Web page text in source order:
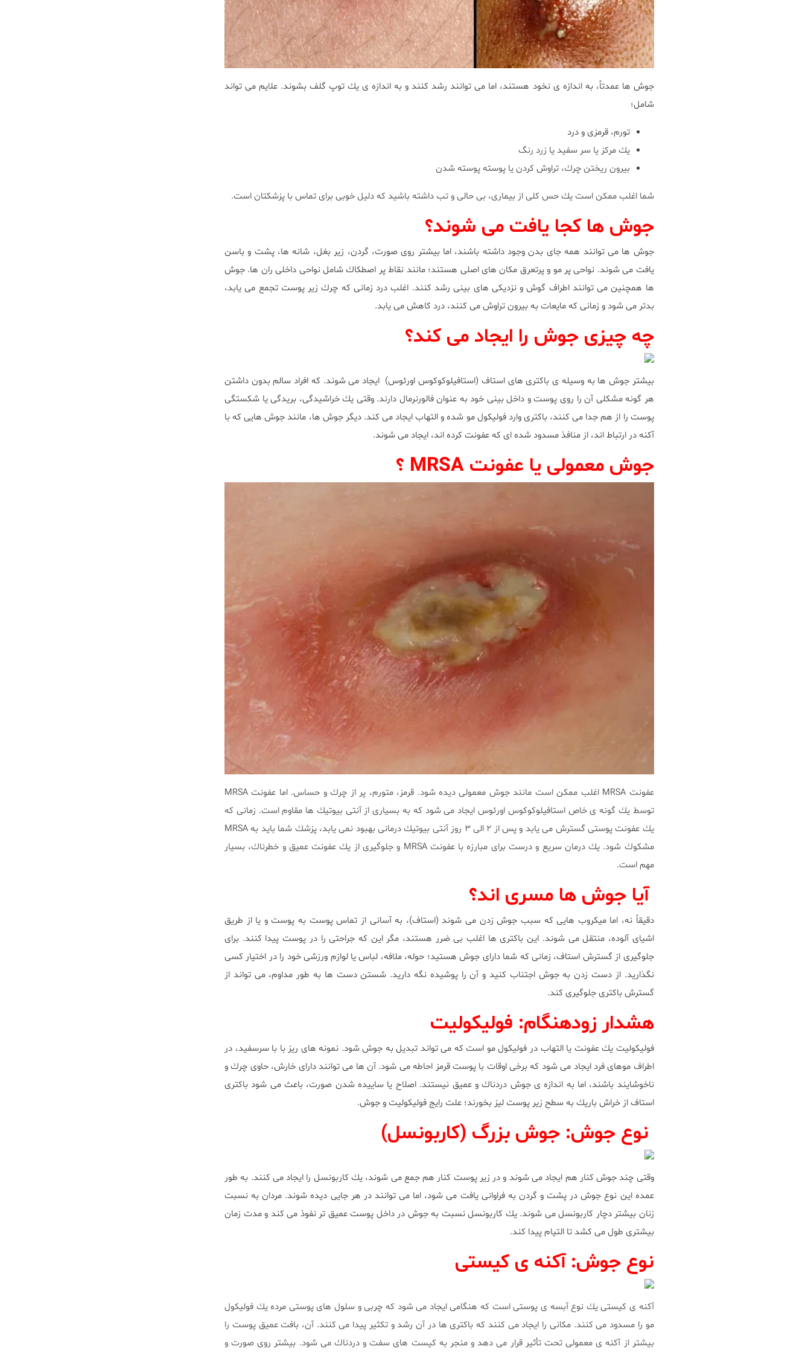
جوش ها عمدتاً، به اندازه ى نخود هستند، اما مى توانند رشد كنند و به اندازه ى يك توپ گلف بشوند. علايم مى تواند
شامل؛
تورم، قرمزى و درد
يك مركز يا سر سفيد يا زرد رنگ
بيرون ريختن چرك، تراوش كردن يا پوسته پوسته شدن
شما اغلب ممكن است يك حس كلى از بيمارى، بى حالى و تب داشته باشيد كه دليل خوبى براى تماس با پزشكتان است.
جوش ها كجا يافت مى شوند؟
جوش ها مى توانند همه جاى بدن وجود داشته باشند، اما بيشتر روى صورت، گردن، زير بغل، شانه ها، پشت و باسن
يافت مى شوند. نواحى پر مو و پرتعرق مكان هاى اصلى هستند؛ مانند نقاط پر اصطكاك شامل نواحى داخلى ران ها. جوش
ها همچنين مى توانند اطراف گوش و نزديكى هاى بينى رشد كنند. اغلب درد زمانى كه چرك زير پوست تجمع مى يابد،
بدتر مى شود و زمانى كه مايعات به بيرون تراوش مى كنند، درد كاهش مى يابد.
چه چيزى جوش را ايجاد مى كند؟
بيشتر جوش ها به وسيله ى باكترى هاى استاف (استافيلوكوكوس اورئوس) ايجاد مى شوند. كه افراد سالم بدون داشتن
هر گونه مشكلى آن را روى پوست و داخل بينى خود به عنوان فالورنرمال دارند. وقتى يك خراشيدگى، بريدگى يا شكستگى
پوست را از هم جدا مى كنند، باكترى وارد فوليكول مو شده و التهاب ايجاد مى كند. ديگر جوش ها، مانند جوش هايى كه با
آكنه در ارتباط اند، از منافذ مسدود شده اى كه عفونت كرده اند، ايجاد مى شوند.
جوش معمولى يا عفونت MRSA ؟
عفونت MRSA اغلب ممكن است مانند جوش معمولى ديده شود. قرمز، متورم، پر از چرك و حساس. اما عفونت MRSA
توسط يك گونه ى خاص استافيلوكوكوس اورئوس ايجاد مى شود كه به بسيارى از آنتى بيوتيك ها مقاوم است. زمانى كه
يك عفونت پوستى گسترش مى يابد و پس از ٢ الى ٣ روز آنتى بيوتيك درمانى بهبود نمى يابد، پزشك شما بايد به MRSA
مشكوك شود. يك درمان سريع و درست براى مبارزه با عفونت MRSA و جلوگيرى از يك عفونت عميق و خطرناك، بسيار
مهم است.
آيا جوش ها مسرى اند؟
دقيقاً نه، اما ميكروب هايى كه سبب جوش زدن مى شوند (استاف)، به آسانى از تماس پوست به پوست و يا از طريق
اشياى آلوده، منتقل مى شوند. اين باكترى ها اغلب بى ضرر هستند، مگر اين كه جراحتى را در پوست پيدا كنند. براى
جلوگيرى از گسترش استاف، زمانى كه شما داراى جوش هستيد؛ حوله، ملافه، لباس يا لوازم ورزشى خود را در اختيار كسى
نگذاريد. از دست زدن به جوش اجتناب كنيد و آن را پوشيده نگه داريد. شستن دست ها به طور مداوم، مى تواند از
گسترش باكترى جلوگيرى كند.
هشدار زودهنگام: فوليكوليت
فوليكوليت يك عفونت يا التهاب در فوليكول مو است كه مى تواند تبديل به جوش شود. نمونه هاى ريز با با سرسفيد، در
اطراف موهاى فرد ايجاد مى شود كه برخى اوقات با پوست قرمز احاطه مى شود. آن ها مى توانند داراى خارش، حاوى چرك و
ناخوشايند باشند، اما به اندازه ى جوش دردناك و عميق نيستند. اصلاح يا ساييده شدن صورت، باعث مى شود باكترى
استاف از خراش باريك به سطح زير پوست ليز بخورند؛ علت رايج فوليكوليت و جوش.
نوع جوش: جوش بزرگ (كاربونسل)
وقتى چند جوش كنار هم ايجاد مى شوند و در زير پوست كنار هم جمع مى شوند، يك كاربونسل را ايجاد مى كنند. به طور
عمده اين نوع جوش در پشت و گردن به فراوانى يافت مى شود، اما مى توانند در هر جايى ديده شوند. مردان به نسبت
زنان بيشتر دچار كاربونسل مى شوند. يك كاربونسل نسبت به جوش در داخل پوست عميق تر نفوذ مى كند و مدت زمان
بيشترى طول مى كشد تا التيام پيدا كند.
نوع جوش: آكنه ى كيستى
آكنه ى كيستى يك نوع آبسه ى پوستى است كه هنگامى ايجاد مى شود كه چربى و سلول هاى پوستى مرده يك فوليكول
مو را مسدود مى كنند. مكانى را ايجاد مى كنند كه باكترى ها در آن رشد و تكثير پيدا مى كنند. آن، بافت عميق پوست را
بيشتر از آكنه ى معمولى تحت تأثير قرار مى دهد و منجر به كيست هاى سفت و دردناك مى شود. بيشتر روى صورت و